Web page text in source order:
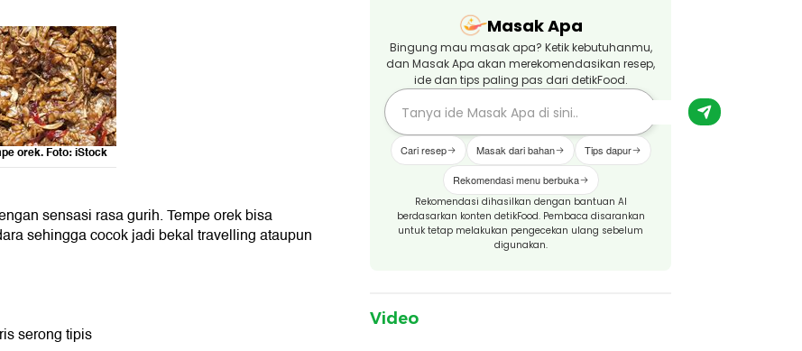
orek. Foto: iStock
sensasi rasa gurih. Tempe orek bisa
sehingga cocok jadi bekal travelling ataupun
serong tipis
Masak Apa
Bingung mau masak apa? Ketik kebutuhanmu,
dan Masak Apa akan merekomendasikan resep,
ide dan tips paling pas dari detikFood.
Cari resep Masak dari bahan Tips dapur
Rekomendasi menu berbuka
Rekomendasi dihasilkan dengan bantuan AI
berdasarkan konten detikFood. Pembaca disarankan
untuk tetap melakukan pengecekan ulang sebelum
digunakan.
Video